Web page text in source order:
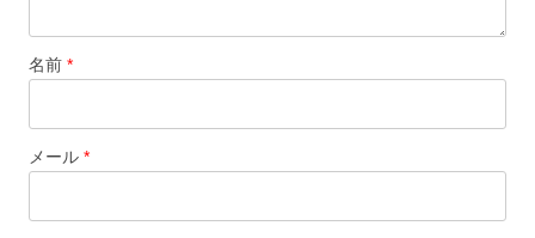
名前 *
メール *